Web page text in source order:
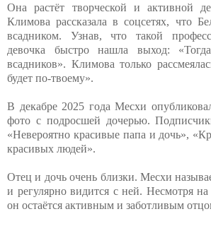
Она растёт творческой и активной
Климова рассказала в соцсетях, что
всадником. Узнав, что такой
девочка быстро нашла выход:
всадников». Климова только
будет по-твоему».
В декабре 2025 года Месхи
фото с подросшей дочерью.
«Невероятно красивые папа и дочь»,
красивых людей».
Отец и дочь очень близки. Месхи
и регулярно видится с ней. Несмотря
он остаётся активным и заботливым